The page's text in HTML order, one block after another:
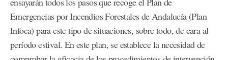
Emergencias por Incendios Forestales de Andalucía (Plan
Infoca) para este tipo de situaciones, sobre todo, de cara al
período estival. En este plan, se establece la necesidad de